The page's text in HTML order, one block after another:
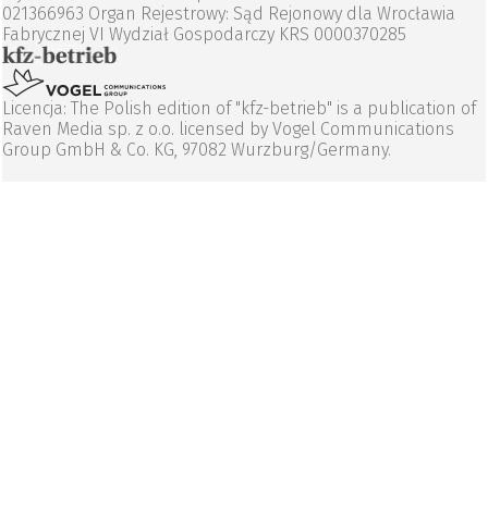
021366963 Organ Rejestrowy: Sąd Rejonowy dla Wrocławia
Fabrycznej VI Wydział Gospodarczy KRS 0000370285
Licencja: The Polish edition of "kfz-betrieb" is a publication of
Raven Media sp. z o.o. licensed by Vogel Communications
Group GmbH & Co. KG, 97082 Wurzburg/Germany.